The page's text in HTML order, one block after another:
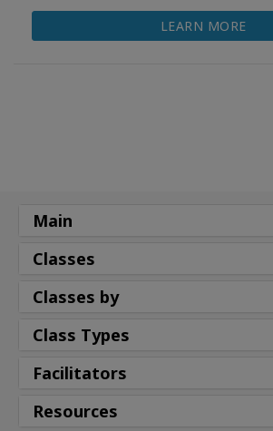
LEARN MORE
Main
Classes
Classes by
Class Types
Facilitators
Resources